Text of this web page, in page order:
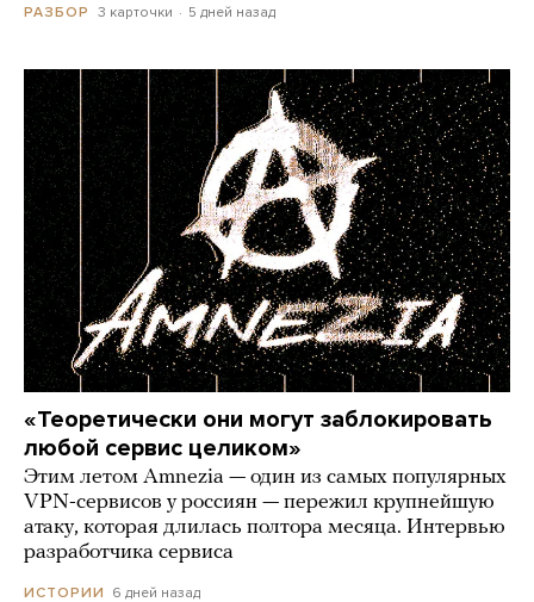
РАЗБОР 3 карточки 5 дней назад
«Теоретически они могут заблокировать
любой сервис целиком»
Этим летом Amnezia — один из самых популярных
VPN-сервисов у россиян — пережил крупнейшую
атаку, которая длилась полтора месяца. Интервью
разработчика сервиса
ИСТОРИИ 6 дней назад